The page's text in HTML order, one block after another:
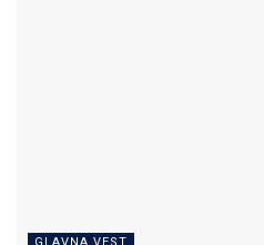
GLAVNA VEST